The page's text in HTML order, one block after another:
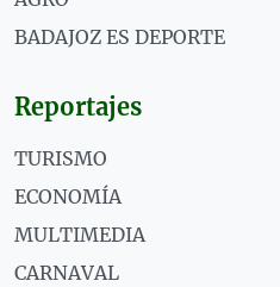
BADAJOZ ES DEPORTE
Reportajes
TURISMO
ECONOMÍA
MULTIMEDIA
CARNAVAL